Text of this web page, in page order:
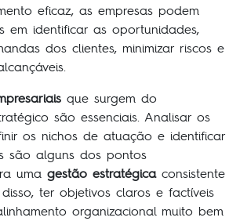
eficaz, as empresas podem
em identificar as oportunidades,
dos clientes, minimizar riscos e
que surgem do
são essenciais. Analisar os
os nichos de atuação e identificar
são alguns dos pontos
uma gestão estratégicaconsistente
ter objetivos claros e factíveis
organizacional muito bem